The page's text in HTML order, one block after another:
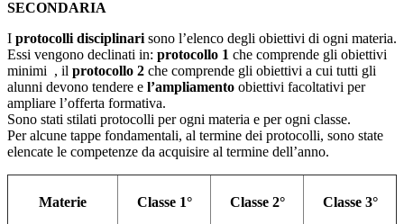
SECONDARIA
I protocolli disciplinari sono l’elenco degli obiettivi di ogni materia.
Essi vengono declinati in: protocollo 1 che comprende gli obiettivi
minimi , il protocollo 2 che comprende gli obiettivi a cui tutti gli
alunni devono tendere e l’ampliamento obiettivi facoltativi per
ampliare l’offerta formativa.
Sono stati stilati protocolli per ogni materia e per ogni classe.
Per alcune tappe fondamentali, al termine dei protocolli, sono state
elencate le competenze da acquisire al termine dell’anno.
Materie Classe 1° Classe 2° Classe 3°